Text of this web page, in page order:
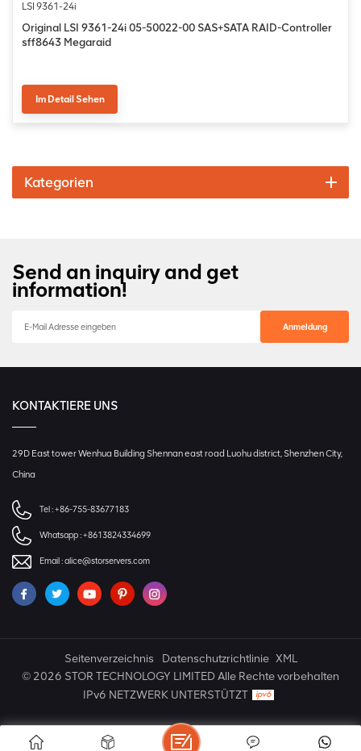
LSI 9361-24i
Original LSI 9361-24i 05-50022-00 SAS+SATA RAID-Controller
sff8643 Megaraid
Im Detail Sehen
Kategorien
Send an inquiry and get
information!
KONTAKTIERE UNS
29D East tower Wenhua Building Shennan east road Luohu district, Shenzhen City,
China
Tel :+86-755-83677183
Whatsapp :+8613824334699
Email :alice@storservers.com
Seitenverzeichnis Datenschutzrichtlinie XML
© 2026 STOR TECHNOLOGY LIMITED Alle Rechte vorbehalten
IPv6 NETZWERK UNTERSTÜTZT